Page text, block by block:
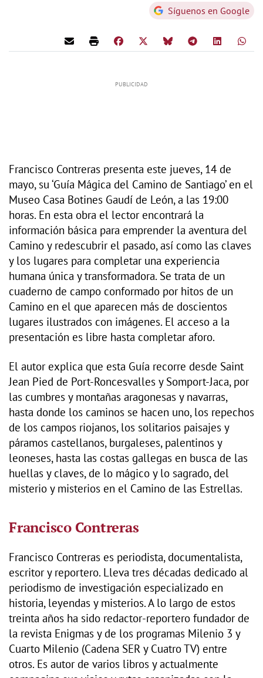
Síguenos en Google
Francisco Contreras presenta este jueves, 14 de
mayo, su ‘Guía Mágica del Camino de Santiago’ en el
Museo Casa Botines Gaudí de León, a las 19:00
horas. En esta obra el lector encontrará la
información básica para emprender la aventura del
Camino y redescubrir el pasado, así como las claves
y los lugares para completar una experiencia
humana única y transformadora. Se trata de un
cuaderno de campo conformado por hitos de un
Camino en el que aparecen más de doscientos
lugares ilustrados con imágenes. El acceso a la
presentación es libre hasta completar aforo.
El autor explica que esta Guía recorre desde Saint
Jean Pied de Port-Roncesvalles y Somport-Jaca, por
las cumbres y montañas aragonesas y navarras,
hasta donde los caminos se hacen uno, los repechos
de los campos riojanos, los solitarios paisajes y
páramos castellanos, burgaleses, palentinos y
leoneses, hasta las costas gallegas en busca de las
huellas y claves, de lo mágico y lo sagrado, del
misterio y misterios en el Camino de las Estrellas.
Francisco Contreras
Francisco Contreras es periodista, documentalista,
escritor y reportero. Lleva tres décadas dedicado al
periodismo de investigación especializado en
historia, leyendas y misterios. A lo largo de estos
treinta años ha sido redactor-reportero fundador de
la revista Enigmas y de los programas Milenio 3 y
Cuarto Milenio (Cadena SER y Cuatro TV) entre
otros. Es autor de varios libros y actualmente